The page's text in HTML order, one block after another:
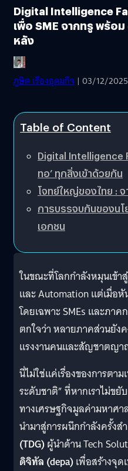
Digital Intelligence
เพื่อ SME จากทรู พร้อ
หลัง
ภูษิต เรืองอุดมกิจ | 03/12/2025
Table of Content
Digital Intelligence
ทอ’ ทุกสิ่งเข้าด้วยกัน
โจทย์ใหญ่ของไทย :
การบรรจบกันของนโ
เอกชน
ในขณะที่โลกกำลังหมุนเข้า
และ Automation แต่เมื่อ
โดยเฉพาะ SMEs และภา
ตกใจว่า หลายภาคส่วนยัง
แรงงานคนและสัญชาตญา
นี่ไม่ใช่แค่เรื่องของการตา
ระดับชาติ” ที่หากเราไม่ข
ทางเศรษฐกิจมูลค่ามหาศ
นำมาสู่การผนึกกำลังครั้งส
(TDG)ผู้นำด้าน Tech
ดิจิทัล (depa)เพื่อสร้างจุ